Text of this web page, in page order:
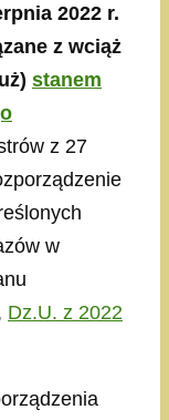
2022 r.
z wciąż
stanem
z 27
w
Dz.U. z 2022